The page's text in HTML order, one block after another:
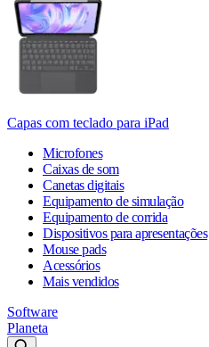
Capas com teclado para iPad
Microfones
Caixas de som
Canetas digitais
Equipamento de simulação
Equipamento de corrida
Dispositivos para apresentações
Mouse pads
Acessórios
Mais vendidos
Software
Planeta